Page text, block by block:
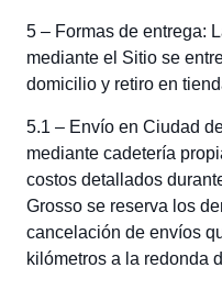
5 – Formas de entrega:
mediante el Sitio se
domicilio y retiro en
5.1 – Envío en Ciudad
mediante cadetería
costos detallados
Grosso se reserva los
cancelación de envíos
kilómetros a la redonda